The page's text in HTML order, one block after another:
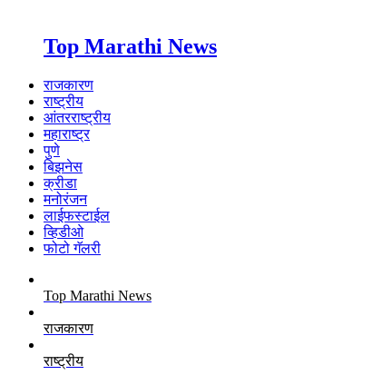
Top Marathi News
राजकारण
राष्ट्रीय
आंतरराष्ट्रीय
महाराष्ट्र
पुणे
बिझनेस
क्रीडा
मनोरंजन
लाईफस्टाईल
व्हिडीओ
फोटो गॅलरी
Top Marathi News
राजकारण
राष्ट्रीय